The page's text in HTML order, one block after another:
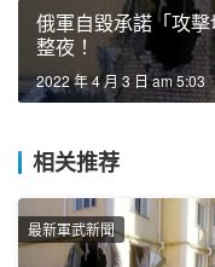
俄軍自毀承諾「攻
整夜！
2022 年 4 月 3 日 am 5:03
相关推荐
最新軍武新聞